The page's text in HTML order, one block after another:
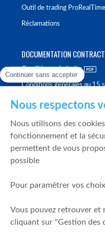
Outil de trading ProRealTime
Réclamations
DOCUMENTATION
Conditions générales
Conditions générales au
Politique de meilleure
Politique de durabilité
Fonds de garantie des
Mentions légales
Prévention de la fraude
Continuer sans accepter
Nous respectons
Nous utilisons des
fonctionnement et la
permettent de vous
possible
Pour paramétrer vos
Vous pouvez retrouver et
cliquant sur "Gestion des